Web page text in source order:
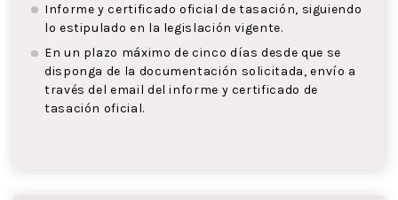
Informe y certificado oficial de tasación, siguiendo
lo estipulado en la legislación vigente.
En un plazo máximo de cinco días desde que se
disponga de la documentación solicitada, envío a
través del email del informe y certificado de
tasación oficial.